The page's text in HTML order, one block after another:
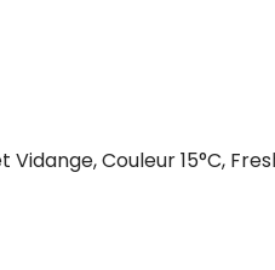
Couleur 15°C,